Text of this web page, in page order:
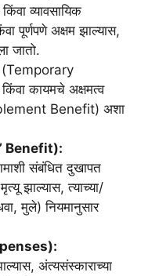
व्यावसायिक
पूर्णपणे अक्षम झाल्यास,
जातो.
(Temporary
कायमचे अक्षमत्व
Benefit) अशा
Benefit):
संबंधित दुखापत
झाल्यास, त्याच्या/
मुले) नियमानुसार
अंत्यसंस्काराच्या